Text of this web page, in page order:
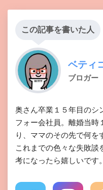
この記事を書いた人
ベティ
ブロガー
奥さん卒業１５年目のシ
フォー会社員。離婚当時
り、ママのその先で何を
これまでの色々な失敗談
考になったら嬉しいです。